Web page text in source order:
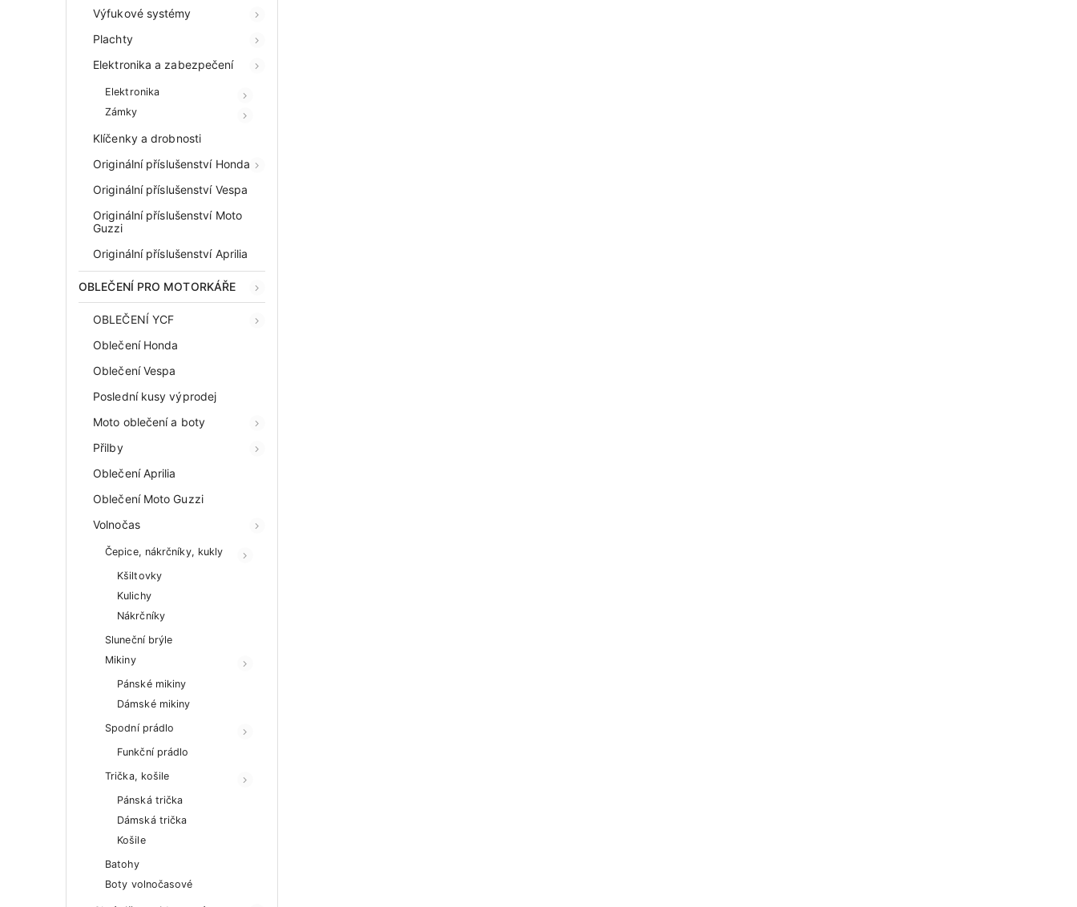
Výfukové systémy
Plachty
Elektronika a zabezpečení
Elektronika
Zámky
Klíčenky a drobnosti
Originální příslušenství Honda
Originální příslušenství Vespa
Originální příslušenství Moto
Guzzi
Originální příslušenství Aprilia
OBLEČENÍ PRO MOTORKÁŘE
OBLEČENÍ YCF
Oblečení Honda
Oblečení Vespa
Poslední kusy výprodej
Moto oblečení a boty
Přilby
Oblečení Aprilia
Oblečení Moto Guzzi
Volnočas
Čepice, nákrčníky, kukly
Kšiltovky
Kulichy
Nákrčníky
Sluneční brýle
Mikiny
Pánské mikiny
Dámské mikiny
Spodní prádlo
Funkční prádlo
Trička, košile
Pánská trička
Dámská trička
Košile
Batohy
Boty volnočasové